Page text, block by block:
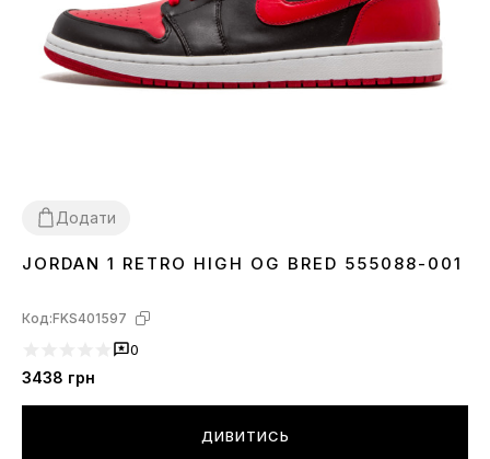
Додати
4042
JORDAN 1 RETRO HIGH OG BRED 555088-001
Код:FKS401597
0
3438 грн
ДИВИТИСЬ